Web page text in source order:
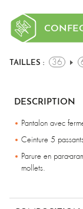
TAILLES : 36
DESCRIPTION
Pantalon avec
Ceinture 5
Parure en para-
mollets.